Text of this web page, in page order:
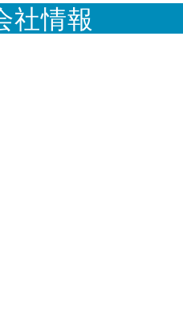
社情報